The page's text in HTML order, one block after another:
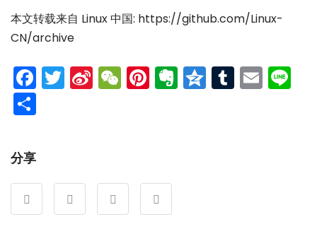
本文转载来自 Linux 中国: https://github.com/Linux-
CN/archive
Facebook
Twitter
SinaWeChat
Pinterest
Evernote
Qzone
Tumblr
分享